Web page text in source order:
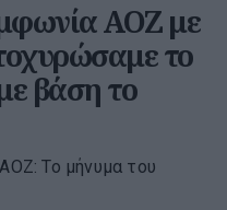
ΑΟΖ με
το
βάση το
Το μήνυμα του